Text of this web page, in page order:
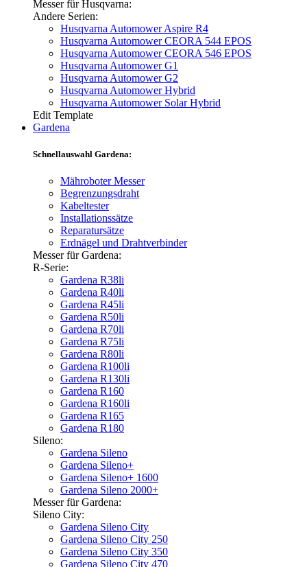
Messer für Husqvarna:
Andere Serien:
Husqvarna Automower Aspire R4
Husqvarna Automower CEORA 544 EPOS
Husqvarna Automower CEORA 546 EPOS
Husqvarna Automower G1
Husqvarna Automower G2
Husqvarna Automower Hybrid
Husqvarna Automower Solar Hybrid
Edit Template
Gardena
Schnellauswahl Gardena:
Mähroboter Messer
Begrenzungsdraht
Kabeltester
Installationssätze
Reparatursätze
Erdnägel und Drahtverbinder
Messer für Gardena:
R-Serie:
Gardena R38li
Gardena R40li
Gardena R45li
Gardena R50li
Gardena R70li
Gardena R75li
Gardena R80li
Gardena R100li
Gardena R130li
Gardena R160
Gardena R160li
Gardena R165
Gardena R180
Sileno:
Gardena Sileno
Gardena Sileno+
Gardena Sileno+ 1600
Gardena Sileno 2000+
Messer für Gardena:
Sileno City:
Gardena Sileno City
Gardena Sileno City 250
Gardena Sileno City 350
Gardena Sileno City 470